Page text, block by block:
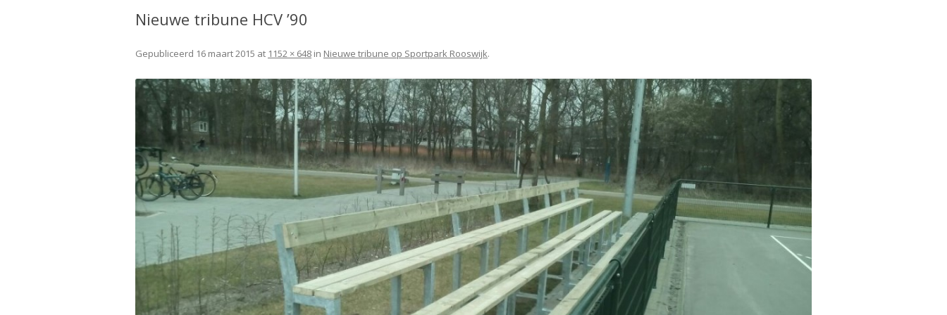
Nieuwe tribune HCV ’90
Gepubliceerd 16 maart 2015 at 1152 × 648 in Nieuwe tribune op Sportpark Rooswijk.